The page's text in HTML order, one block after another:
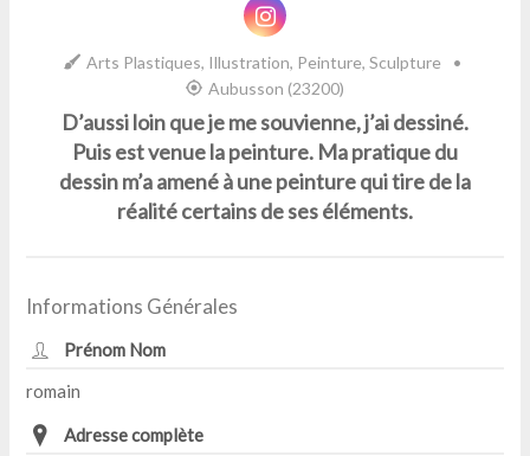
Arts Plastiques, Illustration, Peinture, Sculpture
•
Aubusson (23200)
D’aussi loin que je me souvienne, j’ai dessiné.
Puis est venue la peinture. Ma pratique du
dessin m’a amené à une peinture qui tire de la
réalité certains de ses éléments.
Informations Générales
Prénom Nom
romain
Adresse complète